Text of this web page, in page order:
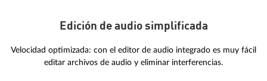
Edición de audio simplificada
Velocidad optimizada: con el editor de audio integrado es muy fácil
editar archivos de audio y eliminar interferencias.